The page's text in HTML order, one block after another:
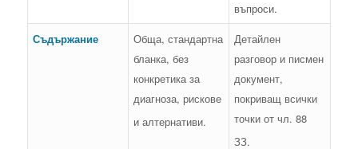
въпроси.
Съдържание
Обща, стандартна
бланка, без
конкретика за
диагноза, рискове
и алтернативи.
Детайлен
разговор и писмен
документ,
покриващ всички
точки от чл. 88
ЗЗ.